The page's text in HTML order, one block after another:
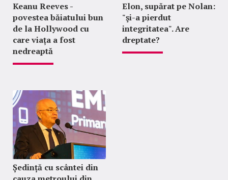
Keanu Reeves -
povestea băiatului bun
de la Hollywood cu
care viața a fost
nedreaptă
Elon, supărat pe Nolan:
"şi-a pierdut
integritatea". Are
dreptate?
Ședință cu scântei din